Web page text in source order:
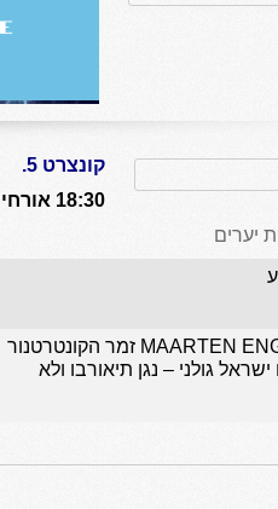
קונצרט 5.
18:30 אורחי הפסטיבל מהולנד 2
יערים
MAARTEN ENGELTJES זמר הקונטרטנור
גולני – נגן תיאורבו ולא